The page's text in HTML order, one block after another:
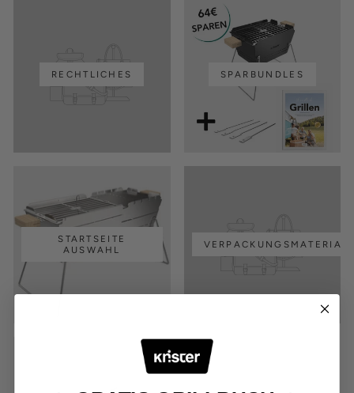
RECHTLICHES SPARBUNDLES
STARTSEITE
AUSWAHL
VERPACKUNGSMATERIAL